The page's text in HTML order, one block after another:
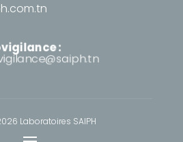
:
Laboratoires SAIPH